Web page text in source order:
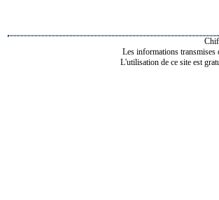
Les informations transmises
L'utilisation de ce site est